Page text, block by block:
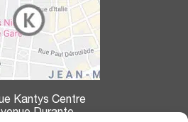
Kantys Centre
Durante